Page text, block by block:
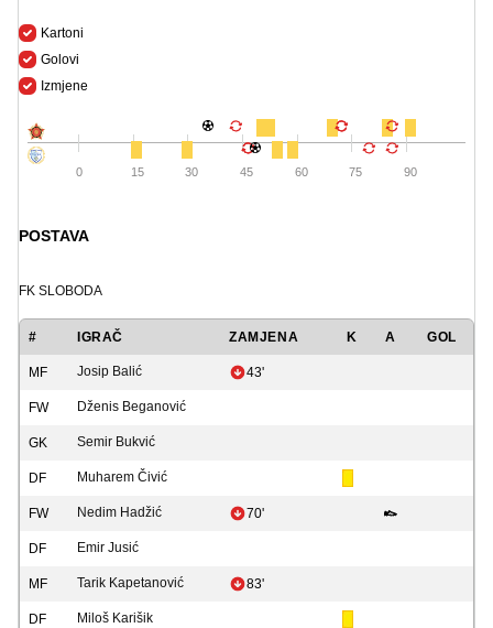
Kartoni
Golovi
Izmjene
0 15 30 45 60 75 90
POSTAVA
FK SLOBODA
# IGRAČ ZAMJENA K A GOL
MF Josip Balić 43'
FW Dženis Beganović
GK Semir Bukvić
DF Muharem Čivić
FW Nedim Hadžić 70'
DF Emir Jusić
MF Tarik Kapetanović 83'
DF Miloš Karišik